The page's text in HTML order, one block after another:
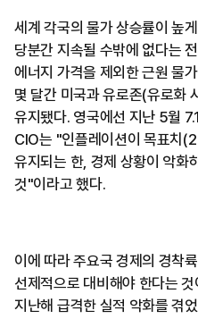
세계 각국의 물가 상승률이 높
당분간 지속될 수밖에 없다는
에너지 가격을 제외한 근원 물
몇 달간 미국과 유로존(유로화
유지됐다. 영국에선 지난 5월
CIO는 "인플레이션이 목표치
유지되는 한, 경제 상황이 악화
것"이라고 했다.
이에 따라 주요국 경제의 경착
선제적으로 대비해야 한다는
지난해 급격한 실적 악화를 겪